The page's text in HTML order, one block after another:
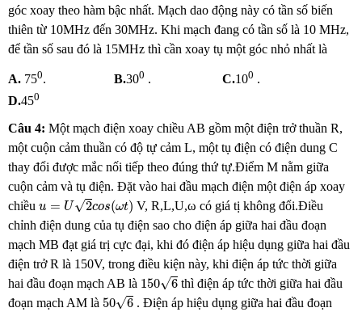
góc xoay theo hàm bậc nhất. Mạch dao động này có tần số biến
thiên từ 10MHz đến 30MHz. Khi mạch đang có tần số là 10 MHz,
để tần số sau đó là 15MHz thì cần xoay tụ một góc nhỏ nhất là
A. 750. B.300 . C.100 .
D.450
Câu 4: Một mạch điện xoay chiều AB gồm một điện trở thuần R,
một cuộn cảm thuần có độ tự cảm L, một tụ điện có điện dung C
thay đổi được mắc nối tiếp theo đúng thứ tự.Điểm M nằm giữa
cuộn cảm và tụ điện. Đặt vào hai đầu mạch điện một điện áp xoay
chiều u = U√2cos(ωt)
2c s(ω t)
V, R,L,U,ω có giá tị không đổi.Điều
chỉnh điện dung của tụ điện sao cho điện áp giữa hai đầu đoạn
mạch MB đạt giá trị cực đại, khi đó điện áp hiệu dụng giữa hai đầu
điện trở R là 150V, trong điều kiện này, khi điện áp tức thời giữa
hai đầu đoạn mạch AB là 150√6
150
thì điện áp tức thời giữa hai đầu
đoạn mạch AM là 50√6
50
. Điện áp hiệu dụng giữa hai đầu đoạn